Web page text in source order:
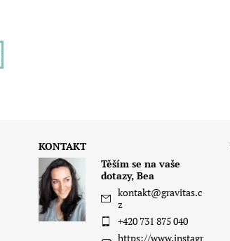
KONTAKT
Těším se na vaše
dotazy, Bea
kontakt@gravitas.c
z
+420 731 875 040
https://www.instagr